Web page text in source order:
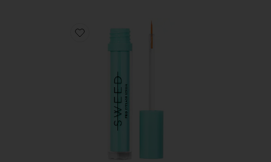
Favorite СЫВОРОТКА ДЛЯ РЕСНИЦ EYELASH GROWTH